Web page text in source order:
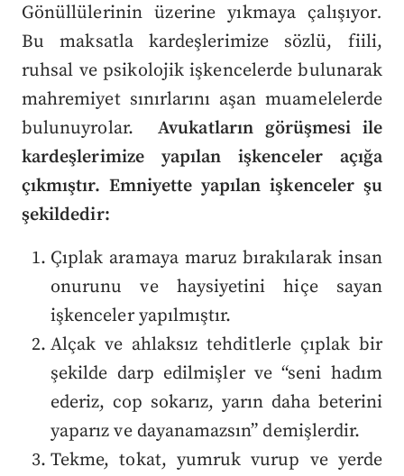
Gönüllülerinin üzerine yıkmaya çalışıyor.
Bu maksatla kardeşlerimize sözlü, fiili,
ruhsal ve psikolojik işkencelerde bulunarak
mahremiyet sınırlarını aşan muamelelerde
bulunuyrolar.
Avukatların görüşmesi ile
kardeşlerimize yapılan işkenceler açığa
çıkmıştır. Emniyette yapılan işkenceler şu
şekildedir:
Çıplak aramaya maruz bırakılarak insan
onurunu ve haysiyetini hiçe sayan
işkenceler yapılmıştır.
Alçak ve ahlaksız tehditlerle çıplak bir
şekilde darp edilmişler ve “seni hadım
ederiz, cop sokarız, yarın daha beterini
yaparız ve dayanamazsın” demişlerdir.
Tekme, tokat, yumruk vurup ve yerde